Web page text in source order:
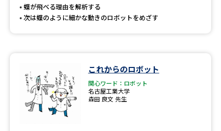
蝶が飛べる理由を解析する
次は蝶のように細かな動きのロボットをめざす
これからのロボット
関心ワード：ロボット
名古屋工業大学
森田 良文 先生